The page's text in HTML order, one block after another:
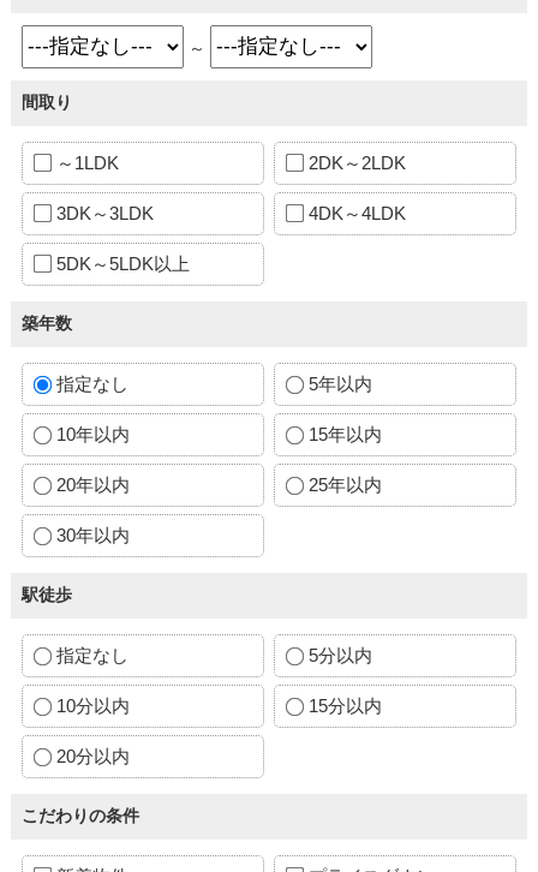
～
間取り
～1LDK 2DK～2LDK
3DK～3LDK 4DK～4LDK
5DK～5LDK以上
築年数
指定なし 5年以内
10年以内 15年以内
20年以内 25年以内
30年以内
駅徒歩
指定なし 5分以内
10分以内 15分以内
20分以内
こだわりの条件